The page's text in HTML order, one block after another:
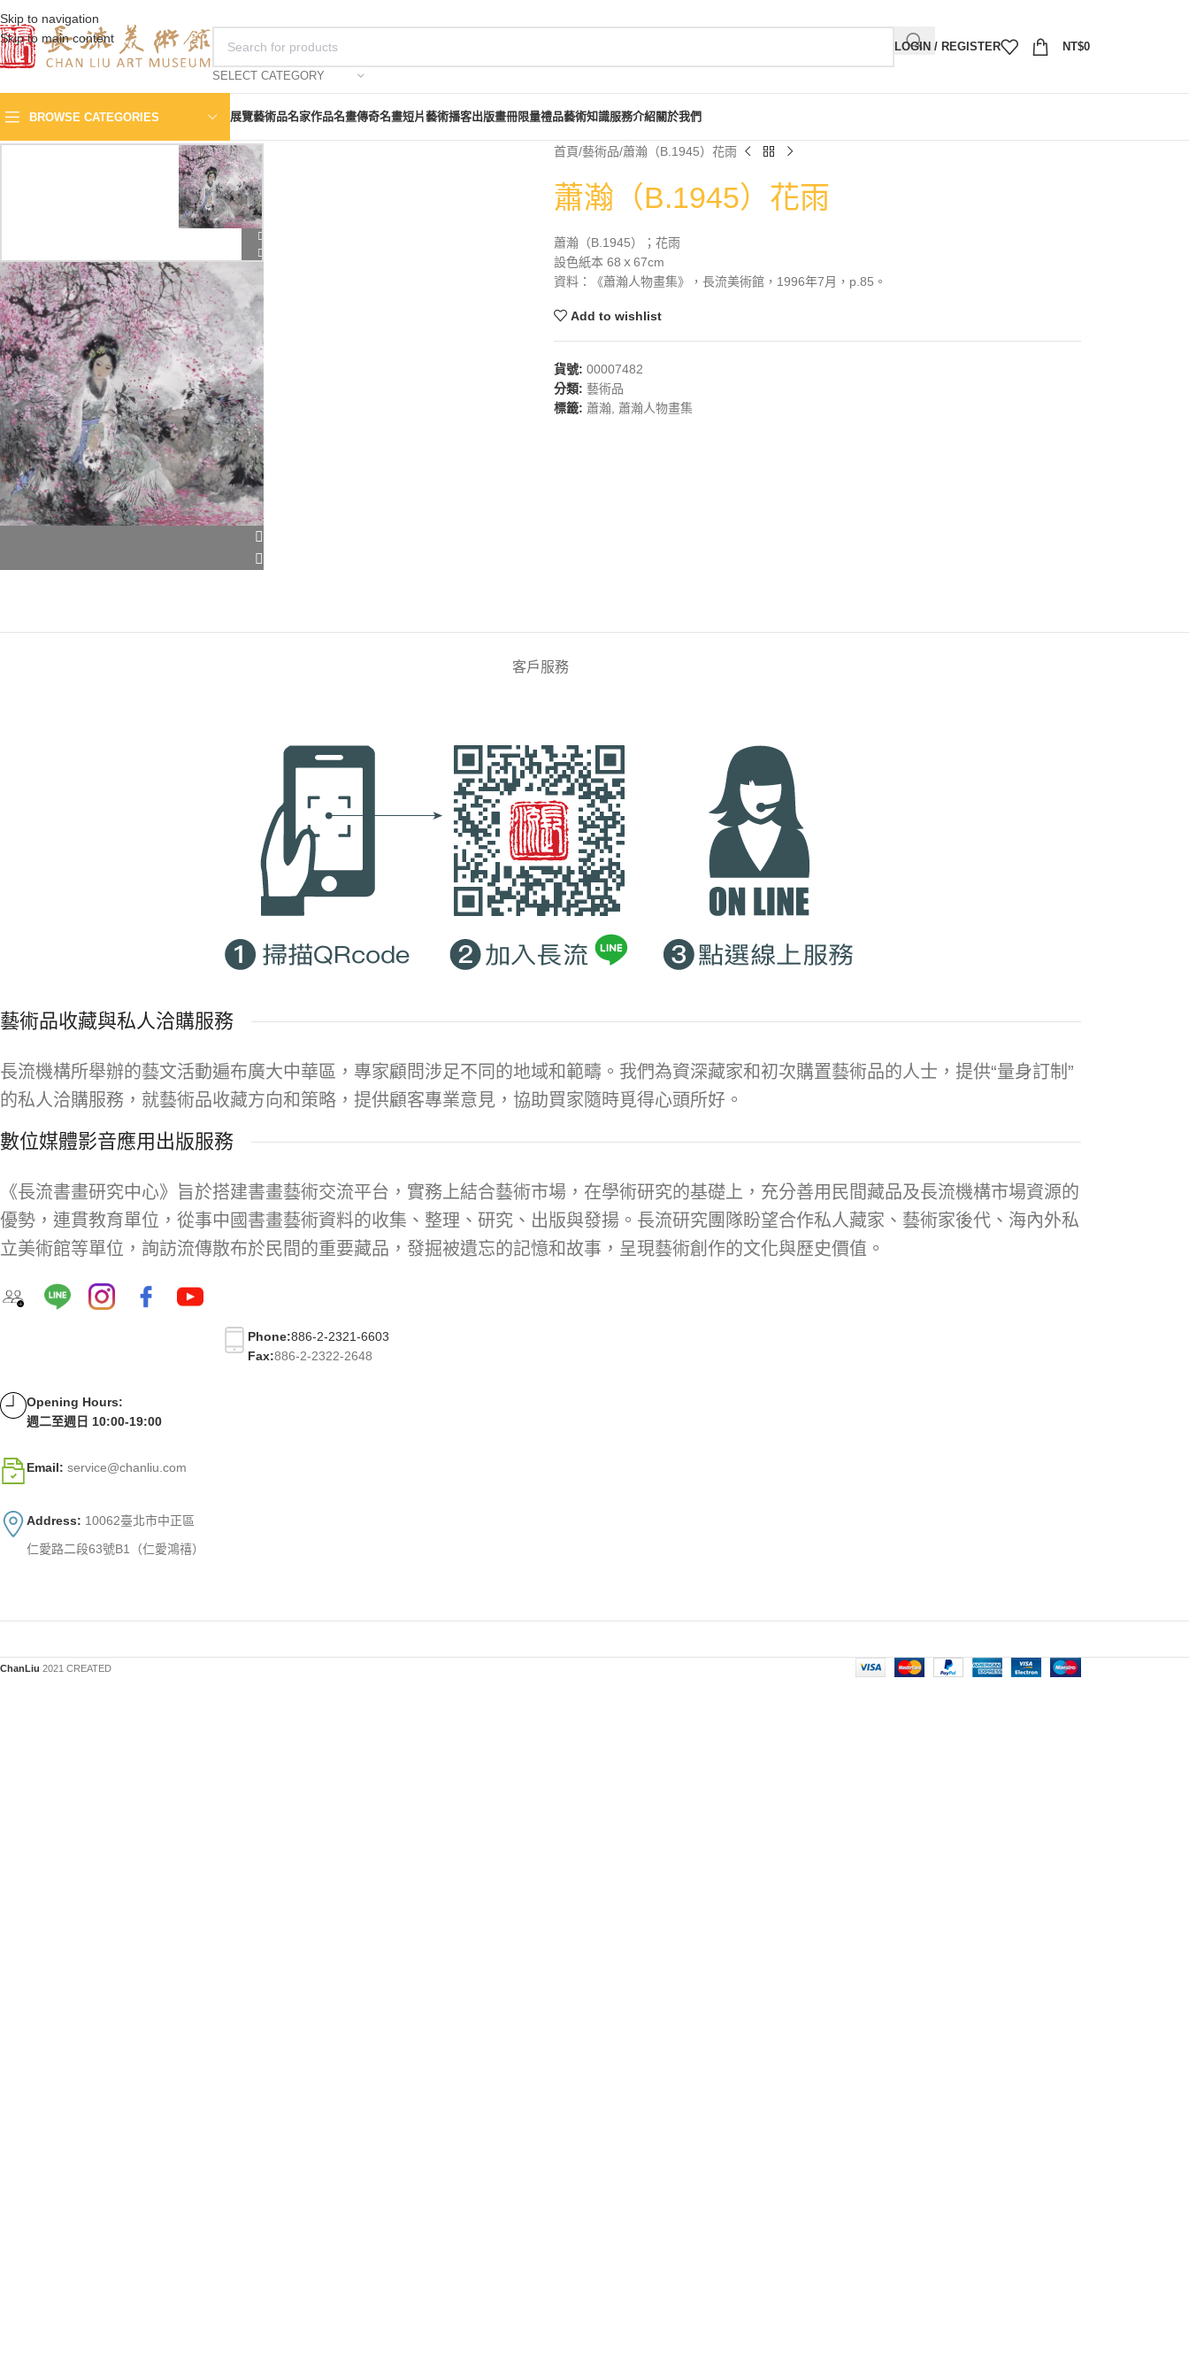
Skip to navigation
Skip to main content
SELECT CATEGORY
LOGIN / REGISTER NT$0
BROWSE CATEGORIES 展覽藝術品名家作品名畫傳奇名畫短片藝術播客出版畫冊限量禮品藝術知識服務介紹關於我們
首頁 藝術品 蕭瀚（B.1945）花雨
蕭瀚（B.1945）花雨
蕭瀚（B.1945）；花雨
設色紙本 68ｘ67cm
資料：《蕭瀚人物畫集》，長流美術館，1996年7月，p.85。
Add to wishlist
貨號: 00007482
分類: 藝術品
標籤: 蕭瀚, 蕭瀚人物畫集
客戶服務
藝術品收藏與私人洽購服務
長流機構所舉辦的藝文活動遍布廣大中華區，專家顧問涉足不同的地域和範疇。我們為資深藏家和初次購置藝術品的人士，提供“量身訂制”
的私人洽購服務，就藝術品收藏方向和策略，提供顧客專業意見，協助買家隨時覓得心頭所好。
數位媒體影音應用出版服務
《長流書畫研究中心》旨於搭建書畫藝術交流平台，實務上結合藝術市場，在學術研究的基礎上，充分善用民間藏品及長流機構市場資源的
優勢，連貫教育單位，從事中國書畫藝術資料的收集、整理、研究、出版與發揚。長流研究團隊盼望合作私人藏家、藝術家後代、海內外私
立美術館等單位，詢訪流傳散布於民間的重要藏品，發掘被遺忘的記憶和故事，呈現藝術創作的文化與歷史價值。
Phone:886-2-2321-6603
Fax:886-2-2322-2648
Opening Hours:
週二至週日 10:00-19:00
Email: service@chanliu.com
Address: 10062臺北市中正區
仁愛路二段63號B1（仁愛鴻禧）
ChanLiu 2021 CREATED